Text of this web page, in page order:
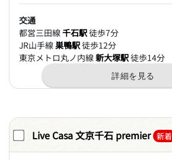
交通
都営三田線千石駅徒歩7分
JR山手線巣鴨駅徒歩12分
東京メトロ丸ノ内線新大塚駅徒歩14分
Live Casa 文京千石 premier 新着